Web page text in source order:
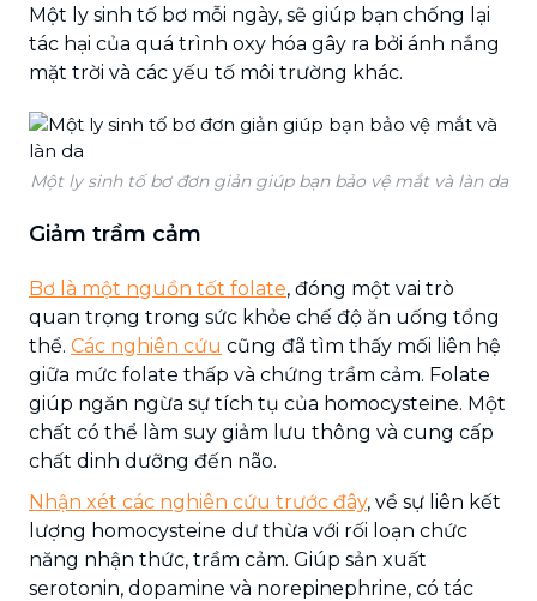
Một ly sinh tố bơ mỗi ngày, sẽ giúp bạn chống lại
tác hại của quá trình oxy hóa gây ra bởi ánh nắng
mặt trời và các yếu tố môi trường khác.
Một ly sinh tố bơ đơn giản giúp bạn bảo vệ mắt và làn da
Giảm trầm cảm
Bơ là một nguồn tốt folate, đóng một vai trò
quan trọng trong sức khỏe chế độ ăn uống tổng
thể. Các nghiên cứu cũng đã tìm thấy mối liên hệ
giữa mức folate thấp và chứng trầm cảm. Folate
giúp ngăn ngừa sự tích tụ của homocysteine. Một
chất có thể làm suy giảm lưu thông và cung cấp
chất dinh dưỡng đến não.
Nhận xét các nghiên cứu trước đây, về sự liên kết
lượng homocysteine ​​dư thừa với rối loạn chức
năng nhận thức, trầm cảm. Giúp sản xuất
serotonin, dopamine và norepinephrine, có tác